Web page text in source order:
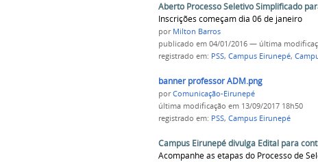
Aberto Processo Seletivo Simplificado
Inscrições começam dia 06 de janeiro
por Milton Barros
publicado em 04/01/2016 — última
registrado em: PSS, Campus Eirunepé,
banner professor ADM.png
porComunicação-Eirunepé
última modificação em 13/09/2017 18h50
registrado em: PSS, Campus Eirunepé
Campus Eirunepé divulga Edital para
Acompanhe as etapas do Processo de